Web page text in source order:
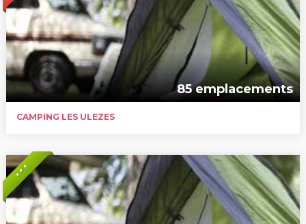
85 emplacements
CAMPING LES ULEZES
* * *